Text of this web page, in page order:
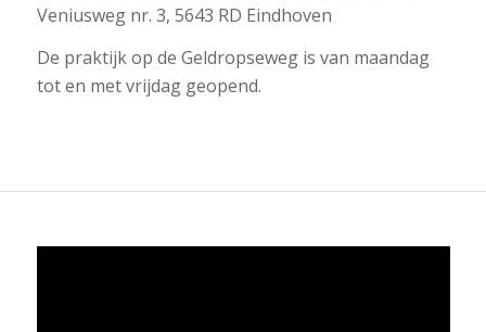
Veniusweg nr. 3, 5643 RD Eindhoven
De praktijk op de Geldropseweg is van maandag
tot en met vrijdag geopend.